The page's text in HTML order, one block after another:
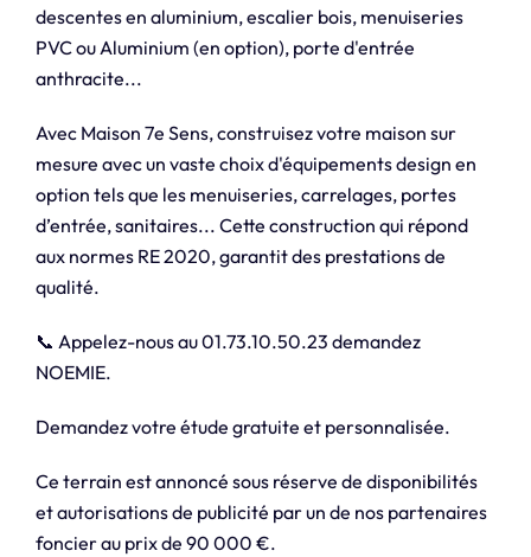
descentes en aluminium, escalier bois, menuiseries
PVC ou Aluminium (en option), porte d'entrée
anthracite...
Avec Maison 7e Sens, construisez votre maison sur
mesure avec un vaste choix d'équipements design en
option tels que les menuiseries, carrelages, portes
d’entrée, sanitaires... Cette construction qui répond
aux normes RE 2020, garantit des prestations de
qualité.
📞 Appelez-nous au 01.73.10.50.23 demandez
NOEMIE.
Demandez votre étude gratuite et personnalisée.
Ce terrain est annoncé sous réserve de disponibilités
et autorisations de publicité par un de nos partenaires
foncier au prix de 90 000 €.